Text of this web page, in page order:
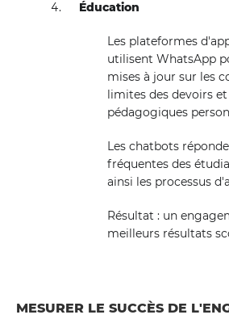
Éducation
Les plateformes
utilisent WhatsApp
mises à jour sur les
limites des devoirs
pédagogiques
Les chatbots
fréquentes des
ainsi les processus
Résultat : un
meilleurs résultats
MESURER LE SUCCÈS DE